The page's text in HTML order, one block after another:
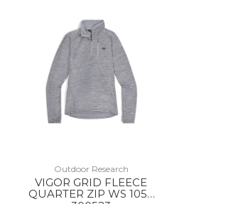
Outdoor Research
VIGOR GRID FLEECE
QUARTER ZIP WS 1050